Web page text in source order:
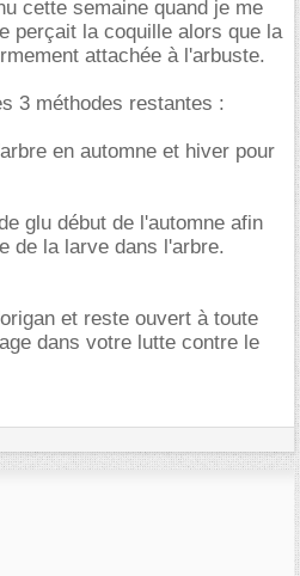
cette semaine quand je me
perçait la coquille alors que la
attachée à l'arbuste.
3 méthodes restantes :
en automne et hiver pour
glu début de l'automne afin
de la larve dans l'arbre.
et reste ouvert à toute
dans votre lutte contre le